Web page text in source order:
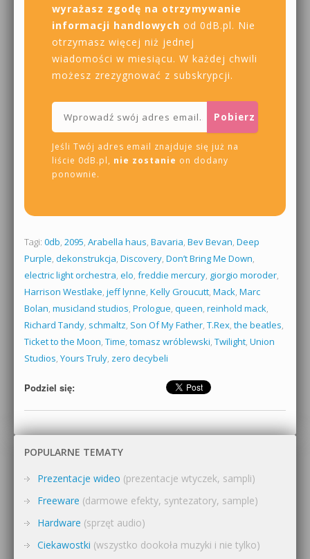
wyrażasz zgodę na otrzymywanie
informacji handlowych od 0dB.pl. Nie
otrzymasz więcej niż jednej
wiadomości w miesiącu. W każdej chwili
możesz zrezygnować z subskrypcji.
Jeśli Twój adres email znajduje się już na
liście 0dB.pl, nie zostanie on dodany
ponownie.
Tagi: 0db, 2095, Arabella haus, Bavaria, Bev Bevan, Deep
Purple, dekonstrukcja, Discovery, Don’t Bring Me Down,
electric light orchestra, elo, freddie mercury, giorgio moroder,
Harrison Westlake, jeff lynne, Kelly Groucutt, Mack, Marc
Bolan, musicland studios, Prologue, queen, reinhold mack,
Richard Tandy, schmaltz, Son Of My Father, T.Rex, the beatles,
Ticket to the Moon, Time, tomasz wróblewski, Twilight, Union
Studios, Yours Truly, zero decybeli
Podziel się:
POPULARNE TEMATY
Prezentacje wideo (prezentacje wtyczek, sampli)
Freeware (darmowe efekty, syntezatory, sample)
Hardware (sprzęt audio)
Ciekawostki (wszystko dookoła muzyki i nie tylko)